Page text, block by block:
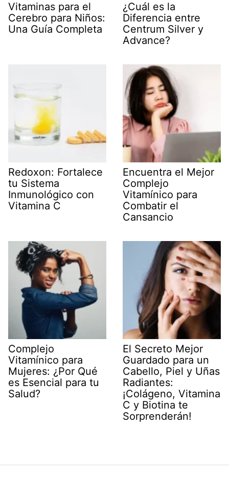
Vitaminas para el
Cerebro para Niños:
Una Guía Completa
¿Cuál es la
Diferencia entre
Centrum Silver y
Advance?
Redoxon: Fortalece
tu Sistema
Inmunológico con
Vitamina C
Encuentra el Mejor
Complejo
Vitamínico para
Combatir el
Cansancio
Complejo
Vitamínico para
Mujeres: ¿Por Qué
es Esencial para tu
Salud?
El Secreto Mejor
Guardado para un
Cabello, Piel y Uñas
Radiantes:
¡Colágeno, Vitamina
C y Biotina te
Sorprenderán!